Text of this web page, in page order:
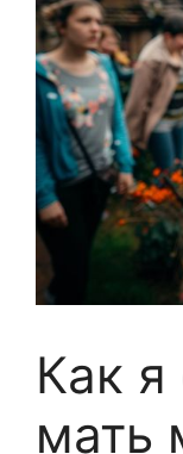
Как я
мать